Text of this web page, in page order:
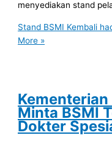
menyediakan stand
Stand BSMI Kembali
More »
Minta BSMI
Dokter